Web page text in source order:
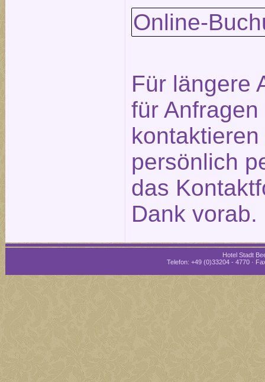
Online-
Für längere
für
persönlich
das
Dank vorab.
Hotel Stadt
Telefon: +49 (0)33204 - 4770 ·